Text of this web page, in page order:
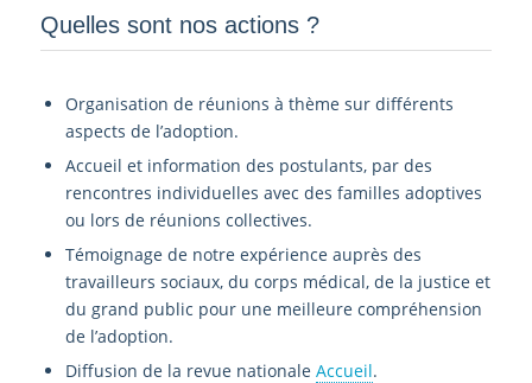
Quelles sont nos actions ?
Organisation de réunions à thème sur différents
aspects de l’adoption.
Accueil et information des postulants, par des
rencontres individuelles avec des familles adoptives
ou lors de réunions collectives.
Témoignage de notre expérience auprès des
travailleurs sociaux, du corps médical, de la justice et
du grand public pour une meilleure compréhension
de l’adoption.
Diffusion de la revue nationale Accueil.